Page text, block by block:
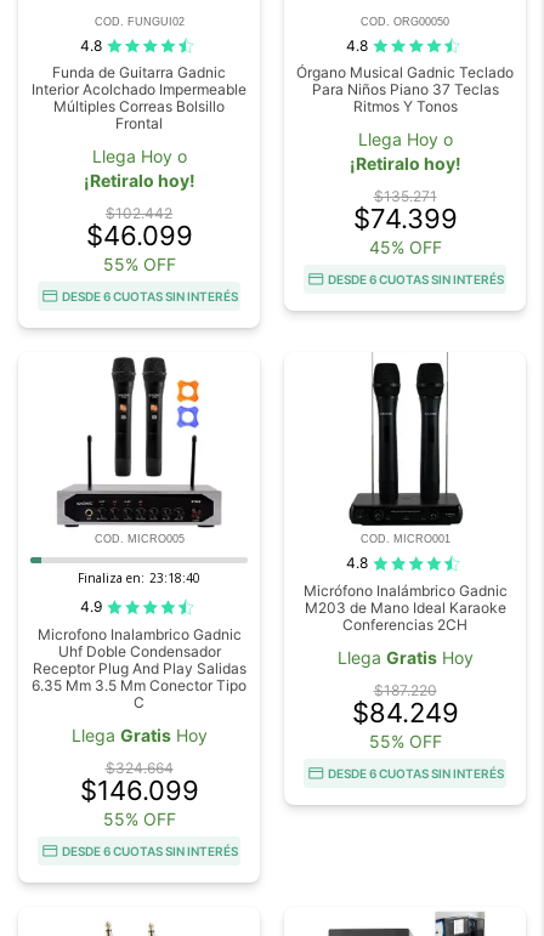
COD. FUNGUI02
4.8
Funda de Guitarra Gadnic
Interior Acolchado Impermeable
Múltiples Correas Bolsillo
Frontal
Llega Hoy o
¡Retiralo hoy!
$102.442
$46.099
55% OFF
DESDE 6 CUOTAS SIN INTERÉS
COD. ORG00050
4.8
Órgano Musical Gadnic Teclado
Para Niños Piano 37 Teclas
Ritmos Y Tonos
Llega Hoy o
¡Retiralo hoy!
$135.271
$74.399
45% OFF
DESDE 6 CUOTAS SIN INTERÉS
COD. MICRO005
Finaliza en: 23:18:40
4.9
Microfono Inalambrico Gadnic
Uhf Doble Condensador
Receptor Plug And Play Salidas
6.35 Mm 3.5 Mm Conector Tipo
C
Llega GratisHoy
$324.664
$146.099
55% OFF
DESDE 6 CUOTAS SIN INTERÉS
COD. MICRO001
4.8
Micrófono Inalámbrico Gadnic
M203 de Mano Ideal Karaoke
Conferencias 2CH
Llega GratisHoy
$187.220
$84.249
55% OFF
DESDE 6 CUOTAS SIN INTERÉS